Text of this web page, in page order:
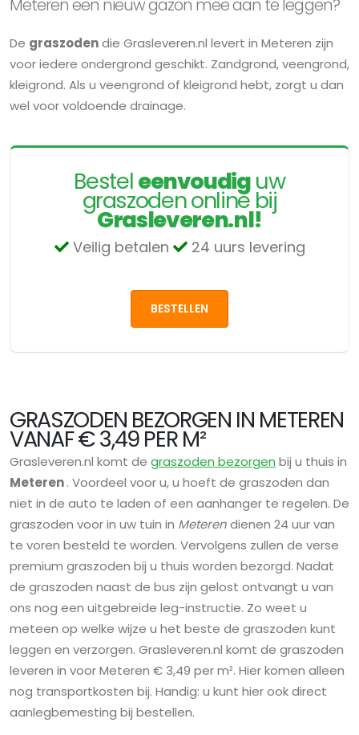
Meteren een nieuw gazon mee aan te leggen?
De graszodendie Grasleveren.nl levert in Meteren zijn
voor iedere ondergrond geschikt. Zandgrond, veengrond,
kleigrond. Als u veengrond of kleigrond hebt, zorgt u dan
wel voor voldoende drainage.
Besteleenvoudiguw
graszoden online bij
Grasleveren.nl!
Veilig betalen 24 uurs levering
BESTELLEN
GRASZODEN BEZORGEN IN METEREN
VANAF € 3,49 PER M²
Grasleveren.nl komt de graszoden bezorgen bij u thuis in
Meteren. Voordeel voor u, u hoeft de graszoden dan
niet in de auto te laden of een aanhanger te regelen. De
graszoden voor in uw tuin in Meterendienen 24 uur van
te voren besteld te worden. Vervolgens zullen de verse
premium graszoden bij u thuis worden bezorgd. Nadat
de graszoden naast de bus zijn gelost ontvangt u van
ons nog een uitgebreide leg-instructie. Zo weet u
meteen op welke wijze u het beste de graszoden kunt
leggen en verzorgen. Grasleveren.nl komt de graszoden
leveren in voor Meteren € 3,49 per m². Hier komen alleen
nog transportkosten bij. Handig: u kunt hier ook direct
aanlegbemesting bij bestellen.